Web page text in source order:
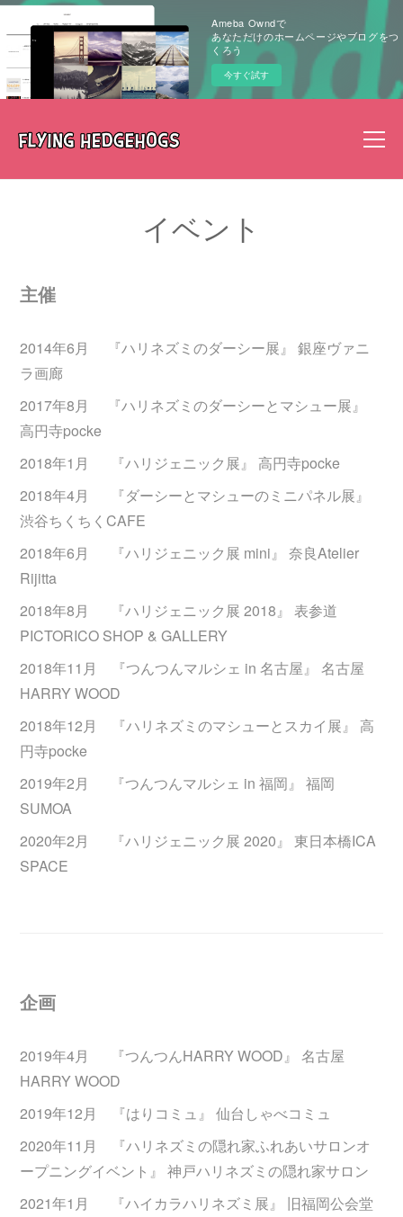
Ameba Owndで
あなただけのホームページやブログをつ
くろう
今すぐ試す
イベント
主催
2014年6月 『ハリネズミのダーシー展』 銀座ヴァニ
ラ画廊
2017年8月 『ハリネズミのダーシーとマシュー展』
高円寺pocke
2018年1月 『ハリジェニック展』 高円寺pocke
2018年4月 『ダーシーとマシューのミニパネル展』
渋谷ちくちくCAFE
2018年6月 『ハリジェニック展 mini』 奈良Atelier
Rijitta
2018年8月 『ハリジェニック展 2018』 表参道
PICTORICO SHOP & GALLERY
2018年11月 『つんつんマルシェ in 名古屋』 名古屋
HARRY WOOD
2018年12月 『ハリネズミのマシューとスカイ展』 高
円寺pocke
2019年2月 『つんつんマルシェ in 福岡』 福岡
SUMOA
2020年2月 『ハリジェニック展 2020』 東日本橋ICA
SPACE
企画
2019年4月 『つんつんHARRY WOOD』 名古屋
HARRY WOOD
2019年12月 『はりコミュ』 仙台しゃべコミュ
2020年11月 『ハリネズミの隠れ家ふれあいサロンオ
ープニングイベント』 神戸ハリネズミの隠れ家サロン
2021年1月 『ハイカラハリネズミ展』 旧福岡公会堂